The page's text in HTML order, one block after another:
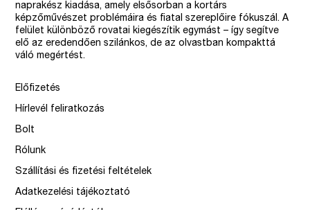
naprakész kiadása, amely elsősorban a kortárs
képzőművészet problémáira és fiatal szereplőire fókuszál. A
felület különböző rovatai kiegészítik egymást – így segítve
elő az eredendően szilánkos, de az olvastban kompakttá
váló megértést.
Előfizetés
Hírlevél feliratkozás
Bolt
Rólunk
Szállítási és fizetési feltételek
Adatkezelési tájékoztató